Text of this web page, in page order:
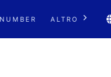
ALTRO